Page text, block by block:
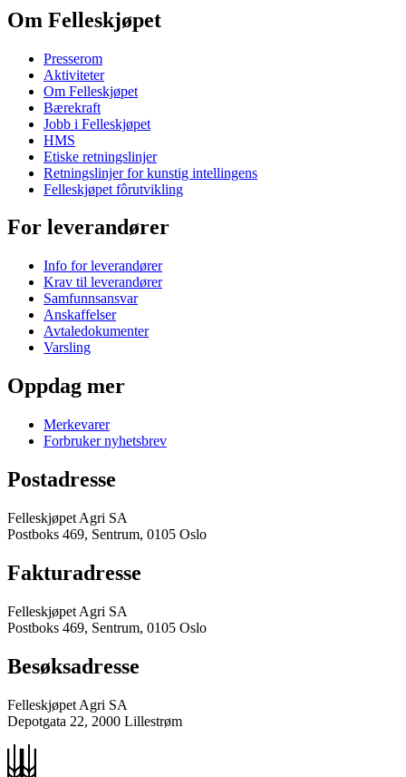
Om Felleskjøpet
Presserom
Aktiviteter
Om Felleskjøpet
Bærekraft
Jobb i Felleskjøpet
HMS
Etiske retningslinjer
Retningslinjer for kunstig intellingens
Felleskjøpet fôrutvikling
For leverandører
Info for leverandører
Krav til leverandører
Samfunnsansvar
Anskaffelser
Avtaledokumenter
Varsling
Oppdag mer
Merkevarer
Forbruker nyhetsbrev
Postadresse
Felleskjøpet Agri SA
Postboks 469, Sentrum, 0105 Oslo
Fakturadresse
Felleskjøpet Agri SA
Postboks 469, Sentrum, 0105 Oslo
Besøksadresse
Felleskjøpet Agri SA
Depotgata 22, 2000 Lillestrøm